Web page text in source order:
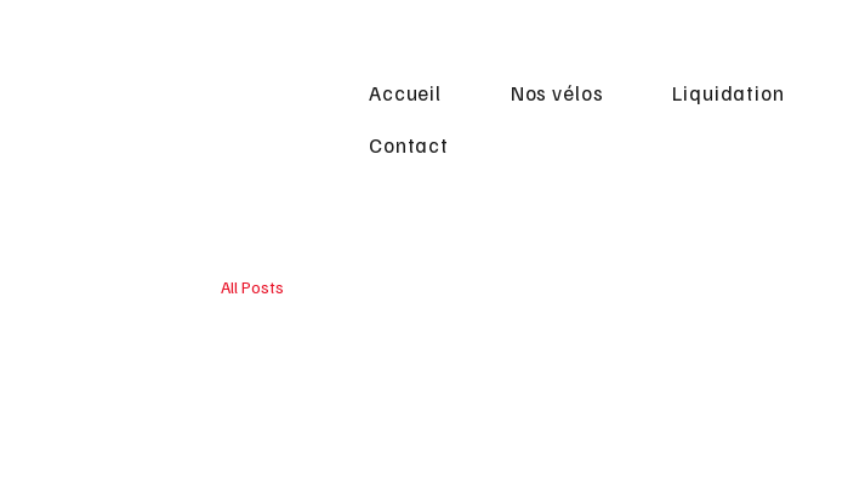
Accueil Nos vélos Liquidation
Contact
All Posts